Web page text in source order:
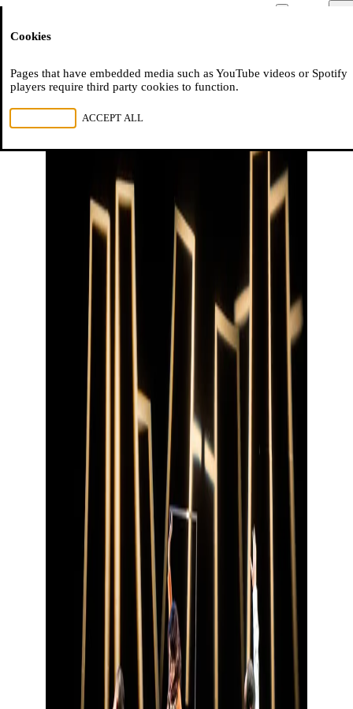
Cookies
Pages that have embedded media such as YouTube videos or Spotify
players require third party cookies to function.
ACCEPT ALL